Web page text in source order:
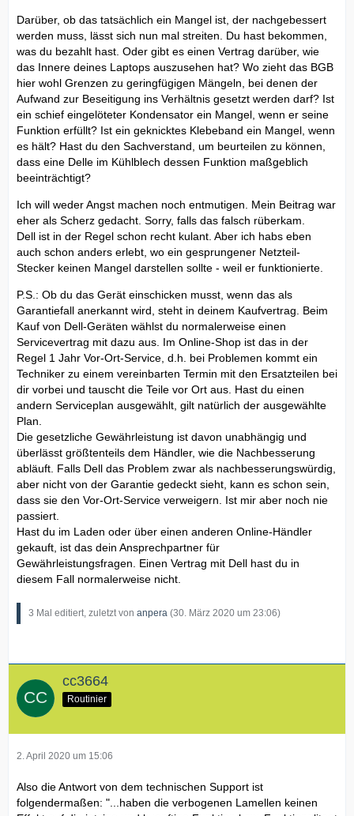
Darüber, ob das tatsächlich ein Mangel ist, der nachgebessert
werden muss, lässt sich nun mal streiten. Du hast bekommen,
was du bezahlt hast. Oder gibt es einen Vertrag darüber, wie
das Innere deines Laptops auszusehen hat? Wo zieht das BGB
hier wohl Grenzen zu geringfügigen Mängeln, bei denen der
Aufwand zur Beseitigung ins Verhältnis gesetzt werden darf? Ist
ein schief eingelöteter Kondensator ein Mangel, wenn er seine
Funktion erfüllt? Ist ein geknicktes Klebeband ein Mangel, wenn
es hält? Hast du den Sachverstand, um beurteilen zu können,
dass eine Delle im Kühlblech dessen Funktion maßgeblich
beeinträchtigt?
Ich will weder Angst machen noch entmutigen. Mein Beitrag war
eher als Scherz gedacht. Sorry, falls das falsch rüberkam.
Dell ist in der Regel schon recht kulant. Aber ich habs eben
auch schon anders erlebt, wo ein gesprungener Netzteil-
Stecker keinen Mangel darstellen sollte - weil er funktionierte.
P.S.: Ob du das Gerät einschicken musst, wenn das als
Garantiefall anerkannt wird, steht in deinem Kaufvertrag. Beim
Kauf von Dell-Geräten wählst du normalerweise einen
Servicevertrag mit dazu aus. Im Online-Shop ist das in der
Regel 1 Jahr Vor-Ort-Service, d.h. bei Problemen kommt ein
Techniker zu einem vereinbarten Termin mit den Ersatzteilen bei
dir vorbei und tauscht die Teile vor Ort aus. Hast du einen
andern Serviceplan ausgewählt, gilt natürlich der ausgewählte
Plan.
Die gesetzliche Gewährleistung ist davon unabhängig und
überlässt größtenteils dem Händler, wie die Nachbesserung
abläuft. Falls Dell das Problem zwar als nachbesserungswürdig,
aber nicht von der Garantie gedeckt sieht, kann es schon sein,
dass sie den Vor-Ort-Service verweigern. Ist mir aber noch nie
passiert.
Hast du im Laden oder über einen anderen Online-Händler
gekauft, ist das dein Ansprechpartner für
Gewährleistungsfragen. Einen Vertrag mit Dell hast du in
diesem Fall normalerweise nicht.
3 Mal editiert, zuletzt von anpera (30. März 2020 um 23:06)
cc3664
Routinier
2. April 2020 um 15:06
Also die Antwort von dem technischen Support ist
folgendermaßen: "...haben die verbogenen Lamellen keinen